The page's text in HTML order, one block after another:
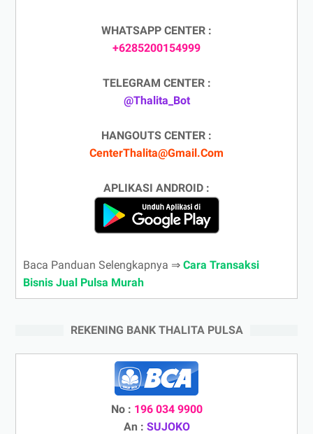
WHATSAPP CENTER :
+6285200154999
TELEGRAM CENTER :
@Thalita_Bot
HANGOUTS CENTER :
CenterThalita@Gmail.Com
APLIKASI ANDROID :
Baca Panduan Selengkapnya ⇒ Cara Transaksi
Bisnis Jual Pulsa Murah
REKENING BANK THALITA PULSA
No : 196 034 9900
An : SUJOKO